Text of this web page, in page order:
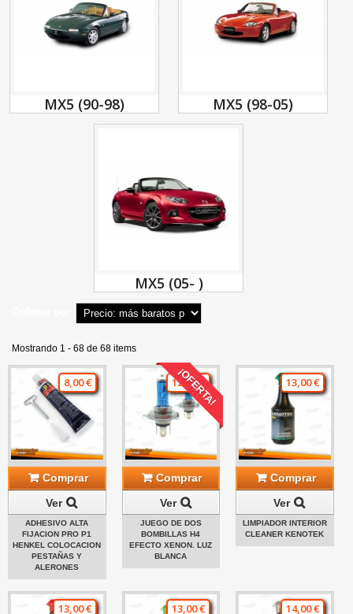
MX5 (90-98) MX5 (98-05)
MX5 (05- )
Mostrando 1 - 68 de 68 items
8,00 €
Comprar
Ver
ADHESIVO ALTA
FIJACION PRO P1
HENKEL COLOCACION
PESTAÑAS Y
ALERONES
¡OFERTA!
12,00 €
Comprar
Ver
JUEGO DE DOS
BOMBILLAS H4
EFECTO XENON. LUZ
BLANCA
13,00 €
Comprar
Ver
LIMPIADOR INTERIOR
CLEANER KENOTEK
13,00 € 13,00 € 14,00 €